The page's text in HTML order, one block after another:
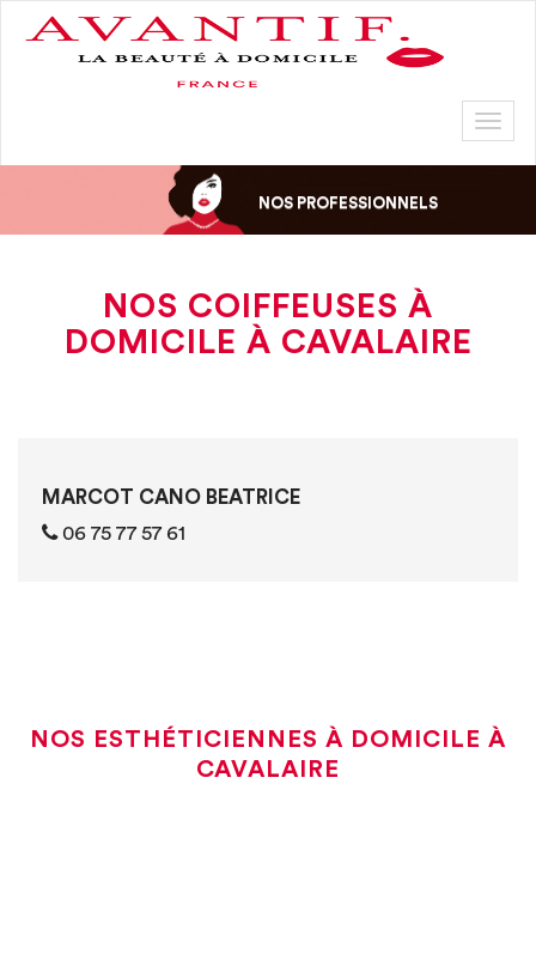
NOS PROFESSIONNELS
NOS COIFFEUSES À
DOMICILE À CAVALAIRE
MARCOT CANO BEATRICE
06 75 77 57 61
NOS ESTHÉTICIENNES À DOMICILE À
CAVALAIRE